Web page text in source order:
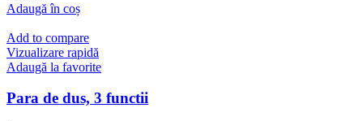
Adaugă în coș
Add to compare
Vizualizare rapidă
Adaugă la favorite
Para de dus, 3 functii